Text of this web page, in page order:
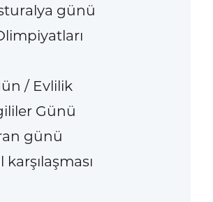
günü
/ Evlilik
Günü
günü
karşılaşması